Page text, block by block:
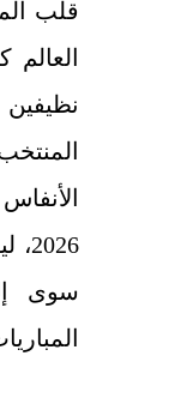
قلب
سوى